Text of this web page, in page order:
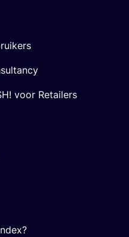
voor Retailers